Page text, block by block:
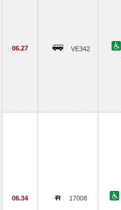
06.27 VE342
06.34 17008